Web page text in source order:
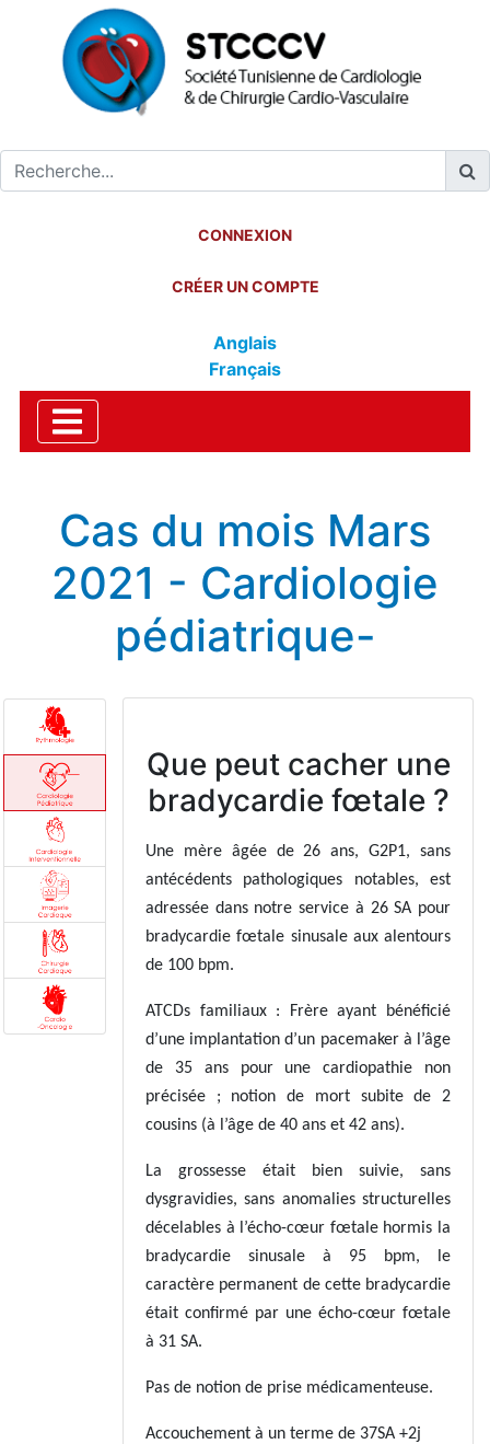
CONNEXION
CRÉER UN COMPTE
Anglais
Français
Cas du mois Mars
2021 - Cardiologie
pédiatrique-
Que peut cacher une
bradycardie fœtale ?
Une mère âgée de 26 ans, G2P1, sans
antécédents pathologiques notables, est
adressée dans notre service à 26 SA pour
bradycardie fœtale sinusale aux alentours
de 100 bpm.
ATCDs familiaux : Frère ayant bénéficié
d’une implantation d’un pacemaker à l’âge
de 35 ans pour une cardiopathie non
précisée ; notion de mort subite de 2
cousins (à l’âge de 40 ans et 42 ans).
La grossesse était bien suivie, sans
dysgravidies, sans anomalies structurelles
décelables à l’écho-cœur fœtale hormis la
bradycardie sinusale à 95 bpm, le
caractère permanent de cette bradycardie
était confirmé par une écho-cœur fœtale
à 31 SA.
Pas de notion de prise médicamenteuse.
Accouchement à un terme de 37SA +2j